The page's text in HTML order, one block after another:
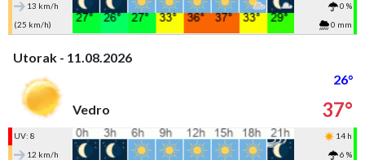
13 km/h
0 %
(25 km/h)
0 mm
Utorak - 11.08.2026
26°
Vedro
37°
UV: 8
14 h
12 km/h
6 %